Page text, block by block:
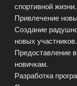
спортивной жизни.
Привлечение
Создание
новых участников.
Предоставление
новичкам.
Разработка